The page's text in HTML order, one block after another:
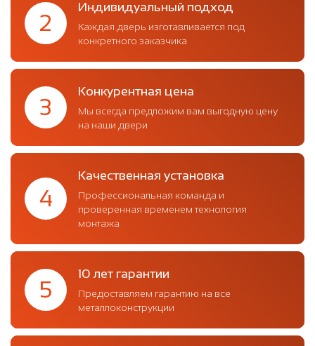
2
Индивидуальный подход
Каждая дверь изготавливается под
конкретного заказчика
3
Конкурентная цена
Мы всегда предложим вам выгодную цену
на наши двери
4
Качественная установка
Профессиональная команда и
проверенная временем технология
монтажа
5
10 лет гарантии
Предоставляем гарантию на все
металлоконструкции